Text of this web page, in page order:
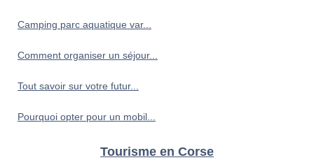
Camping parc aquatique var...
Comment organiser un séjour...
Tout savoir sur votre futur...
Pourquoi opter pour un mobil...
Tourisme en Corse